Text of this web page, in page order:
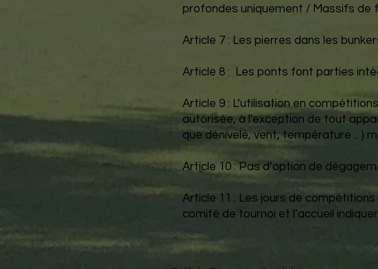
profondes uniquement / Massifs de
Article 7 : Les pierres dans les
Article 8 : Les ponts font parties
Article 9 : L’utilisation en
autorisée, à l'exception de tout
que dénivelé, vent, température .. )
Article 10 : Pas d’option de
Article 11 : Les jours de
comité de tournoi et l’accueil